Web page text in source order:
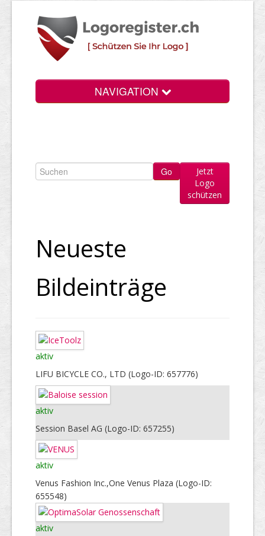
NAVIGATION
Suchen
Jetzt
Logo
schützen
Neueste
Bildeinträge
aktiv
LIFU BICYCLE CO., LTD (Logo-ID: 657776)
aktiv
Session Basel AG (Logo-ID: 657255)
aktiv
Venus Fashion Inc.,One Venus Plaza (Logo-ID:
655548)
aktiv